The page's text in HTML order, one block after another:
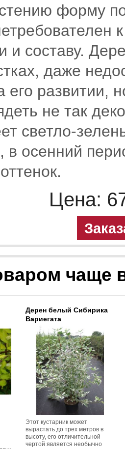
форму
и составу.
даже
его развитии,
не так
светло-
в осенний
Цена:
чаще
Дерен белый Сибирика
Вариегата
Этот кустарник может
вырастать до трех метров в
высоту, его отличительной
чертой является необычно